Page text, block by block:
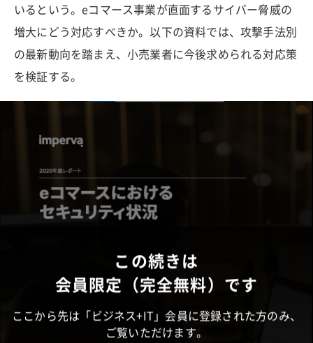
いるという。eコマース事業が直面するサイバー脅威の
増大にどう対応すべきか。以下の資料では、攻撃手法別
の最新動向を踏まえ、小売業者に今後求められる対応策
を検証する。
この続きは
会員限定（完全無料）です
ここから先は「ビジネス+IT」会員に登録された方のみ、
ご覧いただけます。